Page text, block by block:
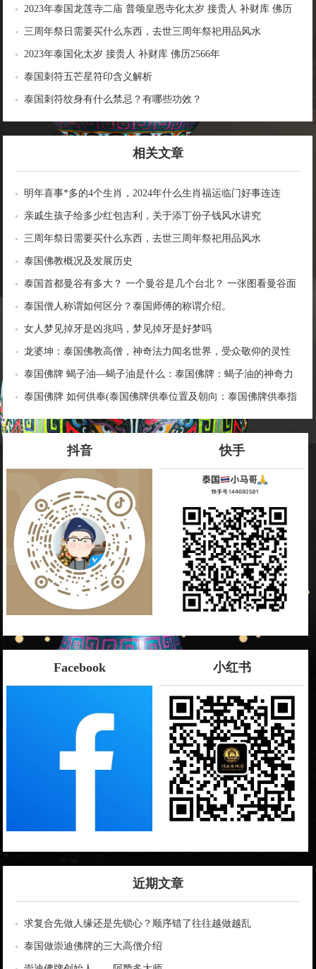
2023年泰国龙莲寺二庙 普颂皇恩寺化太岁 接贵人 补财库 佛历
2566年
三周年祭日需要买什么东西，去世三周年祭祀用品风水
2023年泰国化太岁 接贵人 补财库 佛历2566年
泰国刺符五芒星符印含义解析
泰国刺符纹身有什么禁忌？有哪些功效？
相关文章
明年喜事*多的4个生肖，2024年什么生肖福运临门好事连连
亲戚生孩子给多少红包吉利，关于添丁份子钱风水讲究
三周年祭日需要买什么东西，去世三周年祭祀用品风水
泰国佛教概况及发展历史
泰国首都曼谷有多大？ 一个曼谷是几个台北？ 一张图看曼谷面
积与各大城市比较
泰国僧人称谓如何区分？泰国师傅的称谓介绍。
女人梦见掉牙是凶兆吗，梦见掉牙是好梦吗
龙婆坤：泰国佛教高僧，神奇法力闻名世界，受众敬仰的灵性
导师
泰国佛牌 蝎子油—蝎子油是什么：泰国佛牌：蝎子油的神奇力
量
泰国佛牌 如何供奉(泰国佛牌供奉位置及朝向：泰国佛牌供奉指
南)
抖音 快手
Facebook 小红书
近期文章
求复合先做人缘还是先锁心？顺序错了往往越做越乱
泰国做崇迪佛牌的三大高僧介绍